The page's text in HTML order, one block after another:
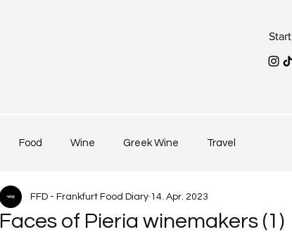
Start
Food Wine Greek Wine Travel
Faces of Pieria winemakers (1)
FFD - Frankfurt Food Diary 14. Apr. 2023